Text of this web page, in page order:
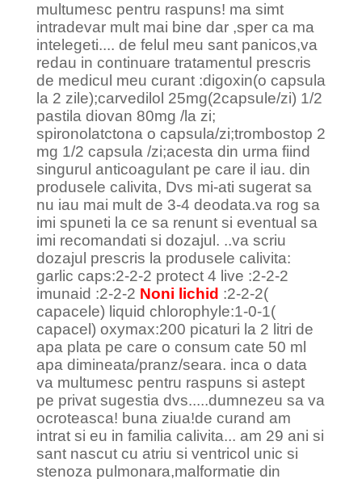
multumesc pentru raspuns! ma simt
intradevar mult mai bine dar ,sper ca ma
intelegeti.... de felul meu sant panicos,va
redau in continuare tratamentul prescris
de medicul meu curant :digoxin(o capsula
la 2 zile);carvedilol 25mg(2capsule/zi) 1/2
pastila diovan 80mg /la zi;
spironolatctona o capsula/zi;trombostop 2
mg 1/2 capsula /zi;acesta din urma fiind
singurul anticoagulant pe care il iau. din
produsele calivita, Dvs mi-ati sugerat sa
nu iau mai mult de 3-4 deodata.va rog sa
imi spuneti la ce sa renunt si eventual sa
imi recomandati si dozajul. ..va scriu
dozajul prescris la produsele calivita:
garlic caps:2-2-2 protect 4 live :2-2-2
imunaid :2-2-2 Noni lichid :2-2-2(
capacele) liquid chlorophyle:1-0-1(
capacel) oxymax:200 picaturi la 2 litri de
apa plata pe care o consum cate 50 ml
apa dimineata/pranz/seara. inca o data
va multumesc pentru raspuns si astept
pe privat sugestia dvs.....dumnezeu sa va
ocroteasca! buna ziua!de curand am
intrat si eu in familia calivita... am 29 ani si
sant nascut cu atriu si ventricol unic si
stenoza pulmonara,malformatie din